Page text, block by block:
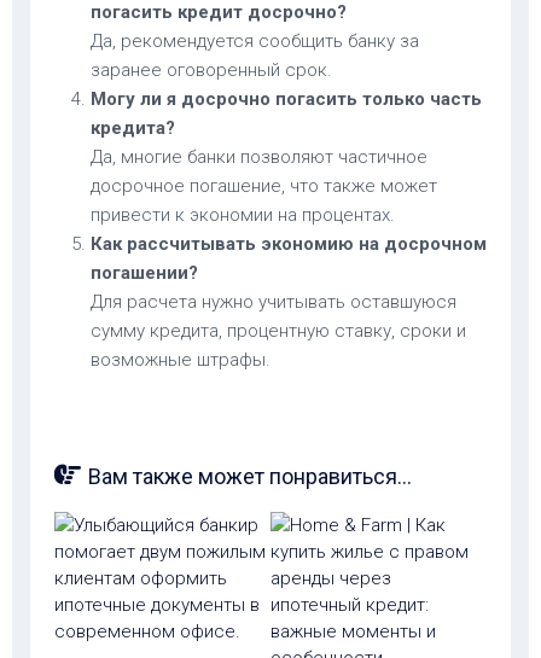
погасить кредит досрочно?
Да, рекомендуется сообщить банку за
заранее оговоренный срок.
Могу ли я досрочно погасить только часть
кредита?
Да, многие банки позволяют частичное
досрочное погашение, что также может
привести к экономии на процентах.
Как рассчитывать экономию на досрочном
погашении?
Для расчета нужно учитывать оставшуюся
сумму кредита, процентную ставку, сроки и
возможные штрафы.
Вам также может понравиться...